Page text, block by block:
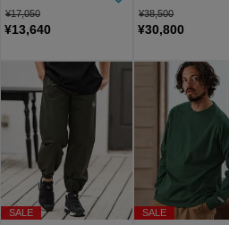
¥17,050
¥13,640
¥38,500
¥30,800
SALE SALE